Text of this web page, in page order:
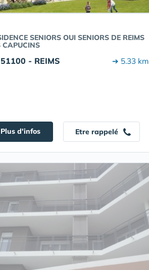
SENIORS OUI SENIORS DE REIMS
CAPUCINS
51100 - REIMS ➔ 5.33 km
Plus d'infos Etre rappelé